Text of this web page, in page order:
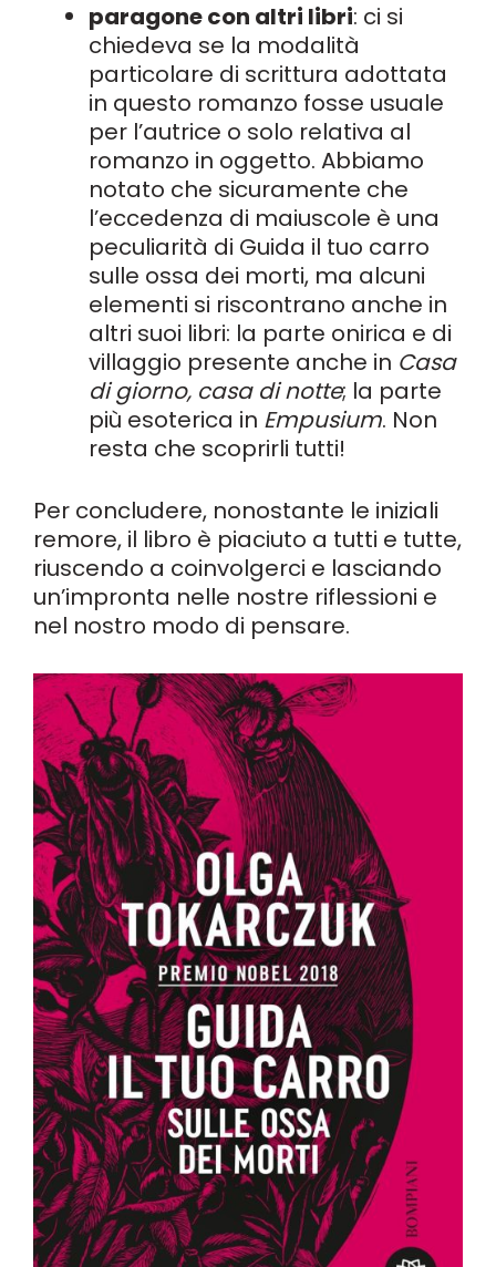
paragone con altri libri: ci si
chiedeva se la modalità
particolare di scrittura adottata
in questo romanzo fosse usuale
per l’autrice o solo relativa al
romanzo in oggetto. Abbiamo
notato che sicuramente che
l’eccedenza di maiuscole è una
peculiarità di Guida il tuo carro
sulle ossa dei morti, ma alcuni
elementi si riscontrano anche in
altri suoi libri: la parte onirica e di
villaggio presente anche in Casa
di giorno, casa di notte; la parte
più esoterica in Empusium. Non
resta che scoprirli tutti!
Per concludere, nonostante le iniziali
remore, il libro è piaciuto a tutti e tutte,
riuscendo a coinvolgerci e lasciando
un’impronta nelle nostre riflessioni e
nel nostro modo di pensare.